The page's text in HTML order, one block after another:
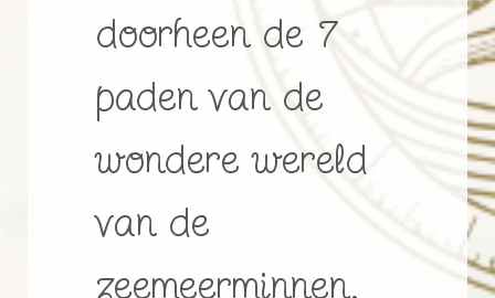
doorheen de 7
paden van de
wondere wereld
van de
zeemeerminnen,